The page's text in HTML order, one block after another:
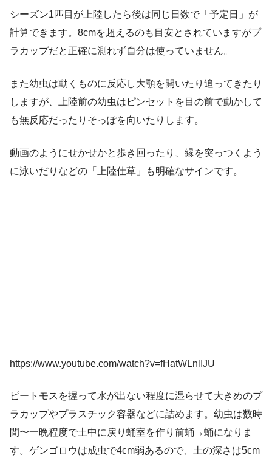
シーズン1匹目が上陸したら後は同じ日数で「予定日」が
計算できます。8cmを超えるのも目安とされていますがプ
ラカップだと正確に測れず自分は使っていません。
また幼虫は動くものに反応し大顎を開いたり追ってきたり
しますが、上陸前の幼虫はピンセットを目の前で動かして
も無反応だったりそっぽを向いたりします。
動画のようにせかせかと歩き回ったり、縁を突っつくよう
に泳いだりなどの「上陸仕草」も明確なサインです。
https://www.youtube.com/watch?v=fHatWLnlIJU
ピートモスを握って水が出ない程度に湿らせて大きめのプ
ラカップやプラスチック容器などに詰めます。幼虫は数時
間〜一晩程度で土中に戻り蛹室を作り前蛹→蛹になりま
す。ゲンゴロウは成虫で4cm弱あるので、土の深さは5cm